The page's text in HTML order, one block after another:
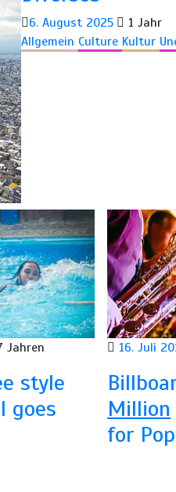
6. August 2025
1 Jahr
Allgemein Culture Kultur
Jahren
style
goes
16. Juli
Million
for